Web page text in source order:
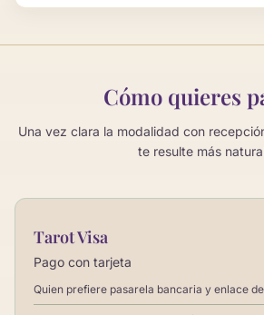
Cómo quieres
Una vez clara la modalidad con
te resulte más
Tarot Visa
Pago con tarjeta
Quien prefiere pasarela bancaria y enlace